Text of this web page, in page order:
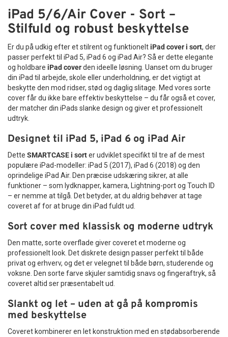
iPad 5/6/Air Cover - Sort –
Stilfuld og robust beskyttelse
Er du på udkig efter et stilrent og funktioneltiPad cover i sort, der
passer perfekt til iPad 5, iPad 6 og iPad Air? Så er dette elegante
og holdbare iPad coverden ideelle løsning. Uanset om du bruger
din iPad til arbejde, skole eller underholdning, er det vigtigt at
beskytte den mod ridser, stød og daglig slitage. Med vores sorte
cover får du ikke bare effektiv beskyttelse – du får også et cover,
der matcher din iPads slanke design og giver et professionelt
udtryk.
Designet til iPad 5, iPad 6 og iPad Air
Dette SMARTCASE i sorter udviklet specifikt til tre af de mest
populære iPad-modeller: iPad 5 (2017), iPad 6 (2018) og den
oprindelige iPad Air. Den præcise udskæring sikrer, at alle
funktioner – som lydknapper, kamera, Lightning-port og Touch ID
– er nemme at tilgå. Det betyder, at du aldrig behøver at tage
coveret af for at bruge din iPad fuldt ud.
Sort cover med klassisk og moderne udtryk
Den matte, sorte overflade giver coveret et moderne og
professionelt look. Det diskrete design passer perfekt til både
privat og erhverv, og det er velegnet til både børn, studerende og
voksne. Den sorte farve skjuler samtidig snavs og fingeraftryk, så
coveret altid ser præsentabelt ud.
Slankt og let – uden at gå på kompromis
med beskyttelse
Coveret kombinerer en let konstruktion med en stødabsorberende